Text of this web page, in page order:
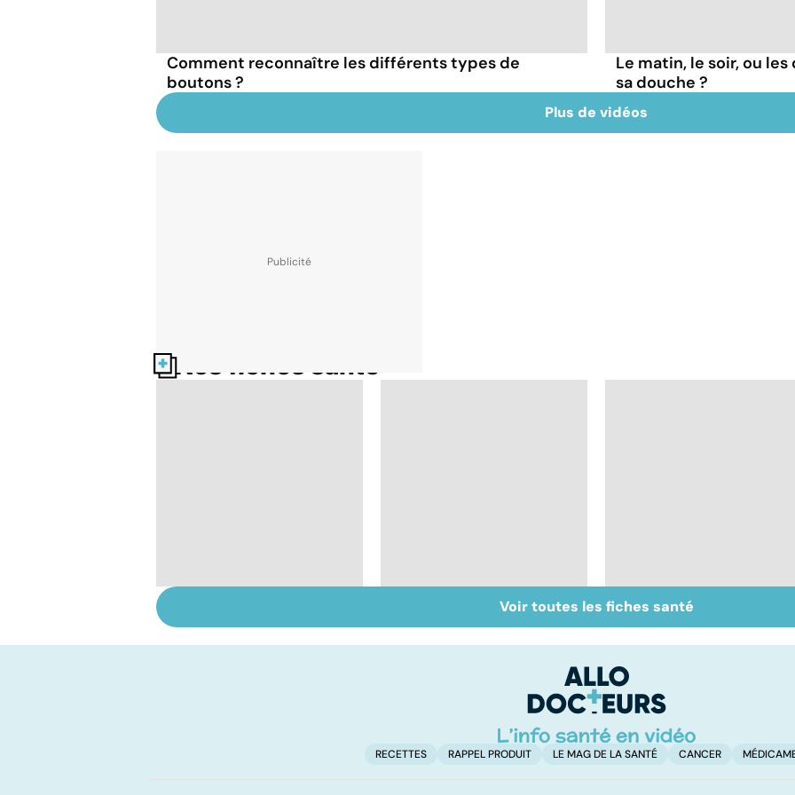
Comment reconnaître les différents types de
boutons ?
Le matin, le soir, ou
sa douche ?
Plus de vidéos
Nos fiches santé
vitiligo
Femmes : comment
jouissez-vous ?
Bien vivre la
ménopause
Voir toutes les fiches santé
RECETTES RAPPEL PRODUIT LE MAG DE LA SANTÉ CANCER